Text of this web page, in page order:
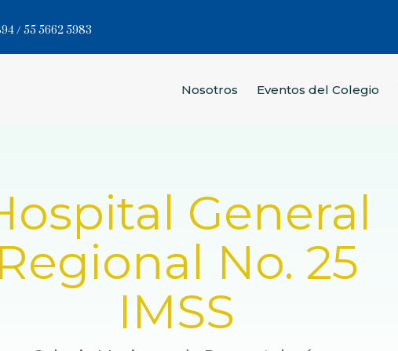
/ 55 5662 5983
Nosotros Eventos del Colegio
General
Regional No. 25
IMSS